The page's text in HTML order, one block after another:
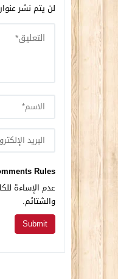
لن يتم نشر
Rules :
عدم الإساءة
والشتائم.